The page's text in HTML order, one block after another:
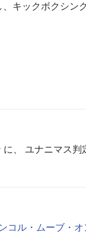
キックボクシン
に、 ユナニマス判
コル・ムーブ・